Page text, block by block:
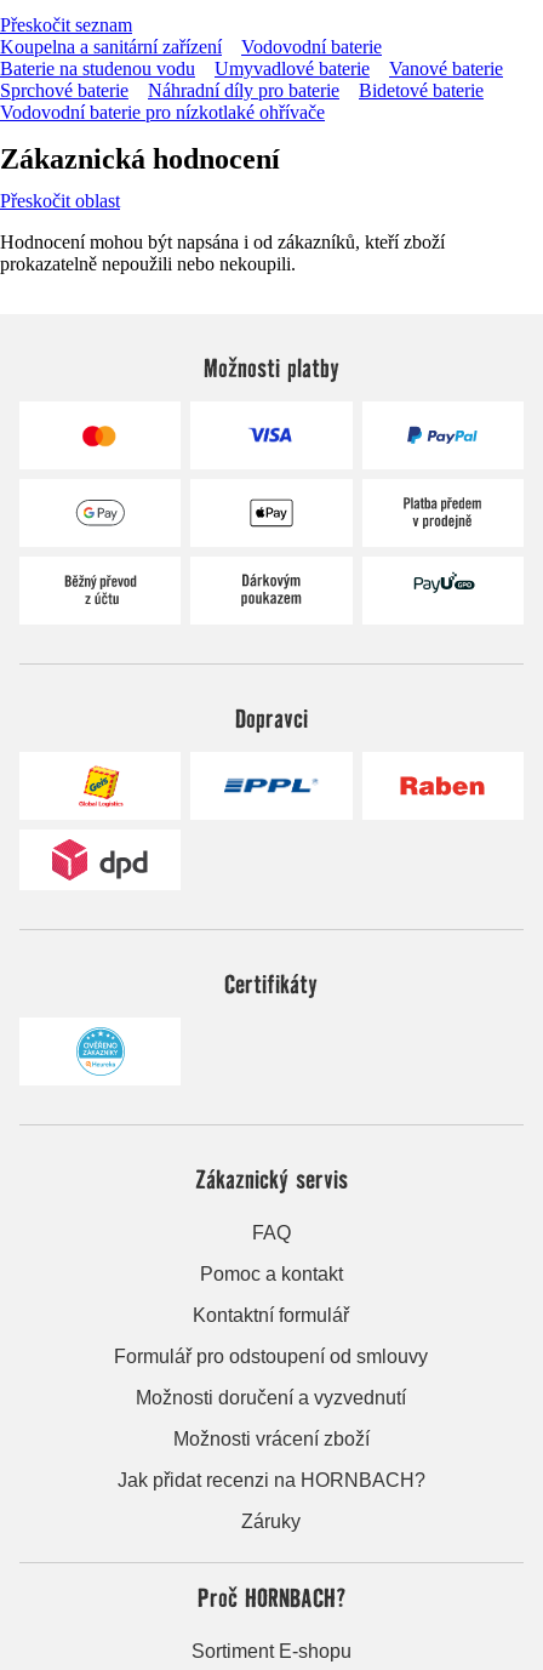
Přeskočit seznam
Koupelna a sanitární zařízení
Vodovodní baterie
Baterie na studenou vodu
Umyvadlové baterie
Vanové baterie
Sprchové baterie
Náhradní díly pro baterie
Bidetové baterie
Vodovodní baterie pro nízkotlaké ohřívače
Zákaznická hodnocení
Přeskočit oblast
Hodnocení mohou být napsána i od zákazníků, kteří zboží
prokazatelně nepoužili nebo nekoupili.
Možnosti platby
Dopravci
Certifikáty
Zákaznický servis
FAQ
Pomoc a kontakt
Kontaktní formulář
Formulář pro odstoupení od smlouvy
Možnosti doručení a vyzvednutí
Možnosti vrácení zboží
Jak přidat recenzi na HORNBACH?
Záruky
Proč HORNBACH?
Sortiment E-shopu